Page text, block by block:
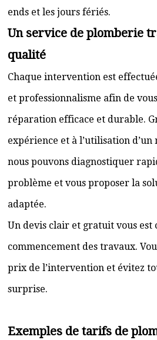
ends et les jours fériés.
Un service de plomberie
qualité
Chaque intervention est
et professionnalisme afin de
réparation efficace et durable.
expérience et à l’utilisation
nous pouvons diagnostiquer
problème et vous proposer la
adaptée.
Un devis clair et gratuit vous est
commencement des travaux.
prix de l’intervention et évitez
surprise.
Exemples de tarifs de